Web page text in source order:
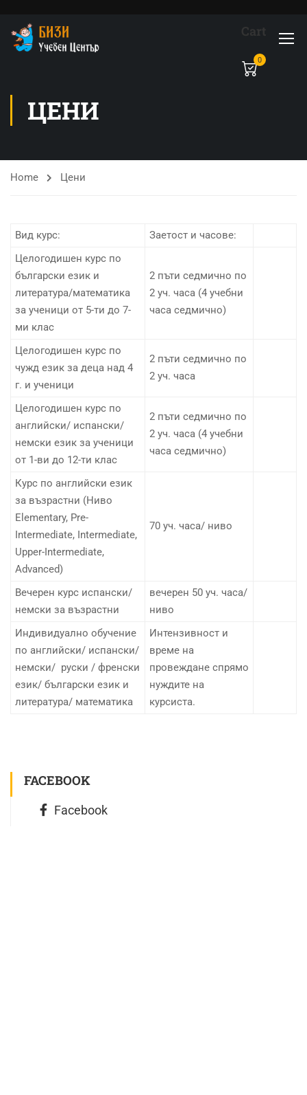
Cart
0
ЦЕНИ
Home Цени
Вид курс:
Заетост и часове:
Целогодишен курс по
български език и
литература/математика
за ученици от 5-ти до 7-
ми клас
2 пъти седмично по
2 уч. часа (4 учебни
часа седмично)
Целогодишен курс по
чужд език за деца над 4
г. и ученици
2 пъти седмично по
2 уч. часа
Целогодишен курс по
английски/ испански/
немски език за ученици
от 1-ви до 12-ти клас
2 пъти седмично по
2 уч. часа (4 учебни
часа седмично)
Курс по английски език
за възрастни (Ниво
Elementary, Pre-
Intermediate, Intermediate,
Upper-Intermediate,
Advanced)
70 уч. часа/ ниво
Вечерен курс испански/
немски за възрастни
вечерен 50 уч. часа/
ниво
Индивидуално обучение
по английски/ испански/
немски/ руски / френски
език/ български език и
литература/ математика
Интензивност и
време на
провеждане спрямо
нуждите на
курсиста.
FACEBOOK
Facebook